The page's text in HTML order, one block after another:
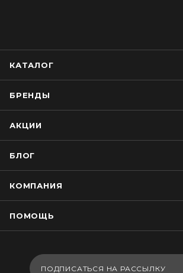
КАТАЛОГ
БРЕНДЫ
АКЦИИ
БЛОГ
КОМПАНИЯ
ПОМОЩЬ
ПОДПИСАТЬСЯ НА РАССЫЛКУ